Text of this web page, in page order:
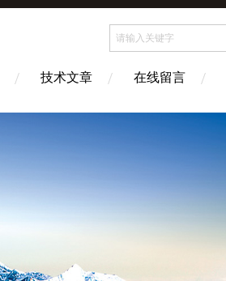
技术文章 在线留言